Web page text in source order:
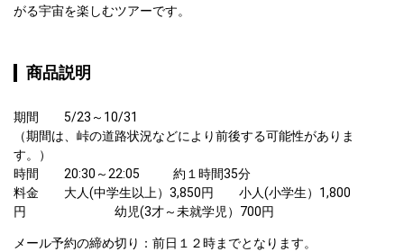
がる宇宙を楽しむツアーです。
商品説明
期間　　5/23～10/31
（期間は、峠の道路状況などにより前後する可能性がありま
す。）
時間　　20:30～22:05   　　約１時間35分
料金　　大人(中学生以上）3,850円　　小人(小学生）1,800
円　　　　　　　幼児(3才～未就学児）700円
メール予約の締め切り：前日１２時までとなります。